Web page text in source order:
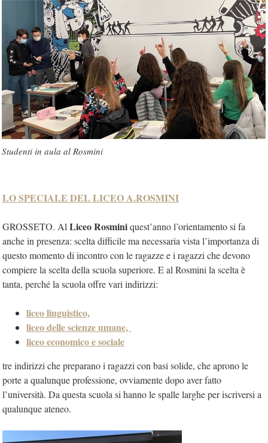
Studenti in aula al Rosmini
LO SPECIALE DEL LICEO A.ROSMINI
GROSSETO. Al Liceo Rosminiquest’anno l’orientamento si fa
anche in presenza: scelta difficile ma necessaria vista l’importanza di
questo momento di incontro con le ragazze e i ragazzi che devono
compiere la scelta della scuola superiore. E al Rosmini la scelta è
tanta, perché la scuola offre vari indirizzi:
liceo linguistico,
liceo delle scienze umane,
liceo economico e sociale
tre indirizzi che preparano i ragazzi con basi solide, che aprono le
porte a qualunque professione, ovviamente dopo aver fatto
l’università. Da questa scuola si hanno le spalle larghe per iscriversi a
qualunque ateneo.